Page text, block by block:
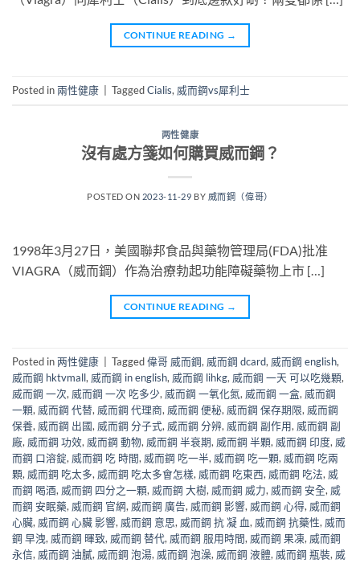
CONTINUE READING →
Posted in兩性健康 TaggedCialis, 威而鋼vs犀利士
两性健康
沒有處方箋如何購買威而鋼？
POSTED ON 2023-11-29 BY 威而鋼（偉哥）
1998年3月27日，美國聯邦食品與藥物管理局(FDA)批准
VIAGRA（威而鋼）作為治療勃起功能障礙藥物上市 […]
CONTINUE READING →
Posted in两性健康 Tagged偉哥 威而鋼, 威而鋼 dcard, 威而鋼 english,
威而鋼 hktvmall, 威而鋼 in english, 威而鋼 lihkg, 威而鋼 一天 可以吃幾顆,
威而鋼 一次, 威而鋼 一次 吃多少, 威而鋼 一氧化氮, 威而鋼 一盒, 威而鋼
一顆, 威而鋼 代替, 威而鋼 代理商, 威而鋼 便秘, 威而鋼 保存期限, 威而鋼
保養, 威而鋼 出國, 威而鋼 分子式, 威而鋼 分辨, 威而鋼 副作用, 威而鋼 副
廠, 威而鋼 功效, 威而鋼 動物, 威而鋼 半衰期, 威而鋼 半顆, 威而鋼 印度, 威
而鋼 口溶錠, 威而鋼 吃 時間, 威而鋼 吃一半, 威而鋼 吃一顆, 威而鋼 吃兩
顆, 威而鋼 吃太多, 威而鋼 吃太多會怎樣, 威而鋼 吃東西, 威而鋼 吃法, 威
而鋼 喝酒, 威而鋼 四分之一顆, 威而鋼 大樹, 威而鋼 威力, 威而鋼 安全, 威
而鋼 安眠藥, 威而鋼 官網, 威而鋼 廣告, 威而鋼 影響, 威而鋼 心得, 威而鋼
心臟, 威而鋼 心臟 影響, 威而鋼 意思, 威而鋼 抗 凝 血, 威而鋼 抗藥性, 威而
鋼 早洩, 威而鋼 暉致, 威而鋼 替代, 威而鋼 服用時間, 威而鋼 果凍, 威而鋼
永信, 威而鋼 油膩, 威而鋼 泡湯, 威而鋼 泡澡, 威而鋼 液體, 威而鋼 瓶裝, 威